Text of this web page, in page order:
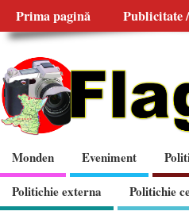
Prima pagină Publicitate
Monden Eveniment
Politichie externa
Politichie